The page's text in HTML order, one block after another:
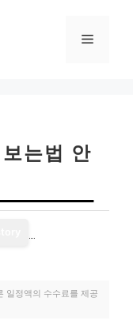
메
는법 안
일정액의 수수료를 제공